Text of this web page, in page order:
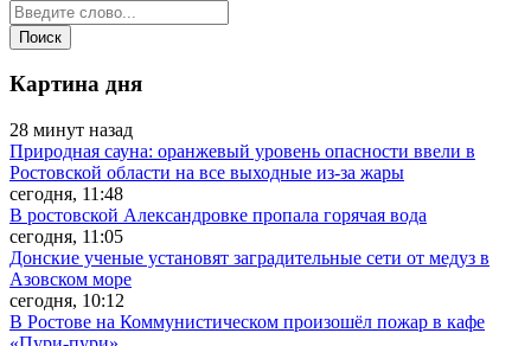
Картина дня
28 минут назад
Природная сауна: оранжевый уровень опасности ввели в
Ростовской области на все выходные из-за жары
сегодня, 11:48
В ростовской Александровке пропала горячая вода
сегодня, 11:05
Донские ученые установят заградительные сети от медуз в
Азовском море
сегодня, 10:12
В Ростове на Коммунистическом произошёл пожар в кафе